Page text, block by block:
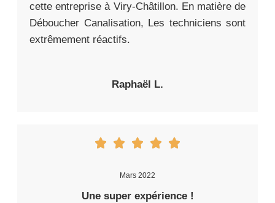
cette entreprise à Viry-Châtillon. En matière de
Déboucher Canalisation, Les techniciens sont
extrêmement réactifs.
Raphaël L.
Mars 2022
Une super expérience !